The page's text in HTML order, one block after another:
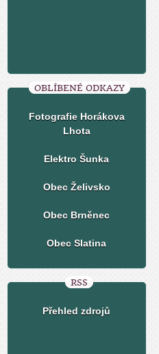
OBLÍBENÉ ODKAZY
Fotografie Horákova
Lhota
Elektro Šunka
Obec Želivsko
Obec Brněnec
Obec Slatina
RSS
Přehled zdrojů